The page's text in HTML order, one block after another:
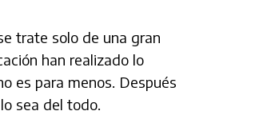
trate solo de una gran
han realizado lo
es para menos. Después
sea del todo.